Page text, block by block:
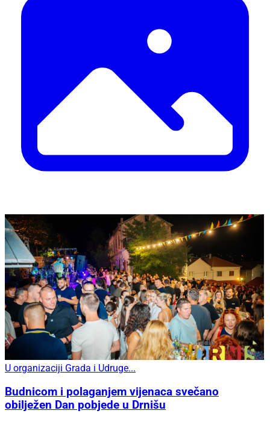
U organizaciji Grada i Udruge...
Budnicom i polaganjem vijenaca svečano
obilježen Dan pobjede u Drnišu